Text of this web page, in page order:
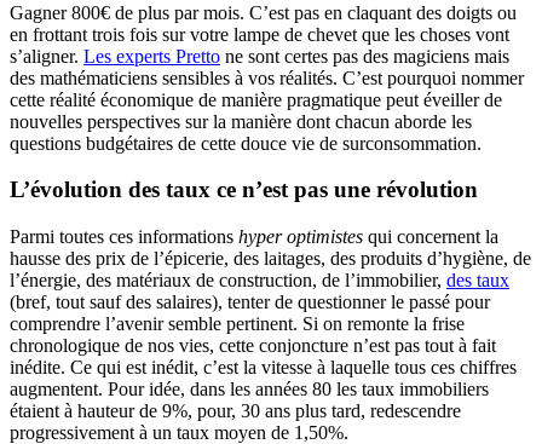
Gagner 800€ de plus par mois. C’est pas en claquant des doigts ou
en frottant trois fois sur votre lampe de chevet que les choses vont
s’aligner. Les experts Pretto ne sont certes pas des magiciens mais
des mathématiciens sensibles à vos réalités. C’est pourquoi nommer
cette réalité économique de manière pragmatique peut éveiller de
nouvelles perspectives sur la manière dont chacun aborde les
questions budgétaires de cette douce vie de surconsommation.
L’évolution des taux ce n’est pas une révolution
Parmi toutes ces informations hyper optimistes qui concernent la
hausse des prix de l’épicerie, des laitages, des produits d’hygiène, de
l’énergie, des matériaux de construction, de l’immobilier, des taux
(bref, tout sauf des salaires), tenter de questionner le passé pour
comprendre l’avenir semble pertinent. Si on remonte la frise
chronologique de nos vies, cette conjoncture n’est pas tout à fait
inédite. Ce qui est inédit, c’est la vitesse à laquelle tous ces chiffres
augmentent. Pour idée, dans les années 80 les taux immobiliers
étaient à hauteur de 9%, pour, 30 ans plus tard, redescendre
progressivement à un taux moyen de 1,50%.